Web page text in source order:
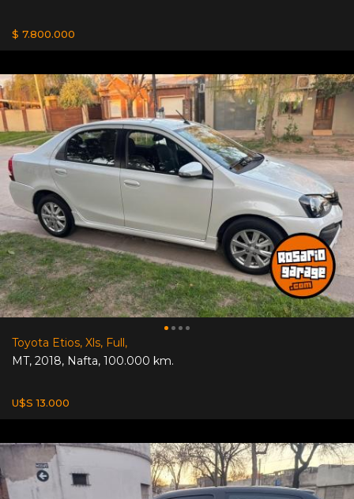
$ 7.800.000
Toyota Etios, Xls, Full,
MT, 2018, Nafta, 100.000 km.
U$S 13.000